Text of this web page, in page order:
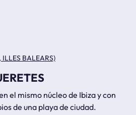
ILLES BALEARS)
el mismo núcleo de Ibiza y con
de una playa de ciudad.